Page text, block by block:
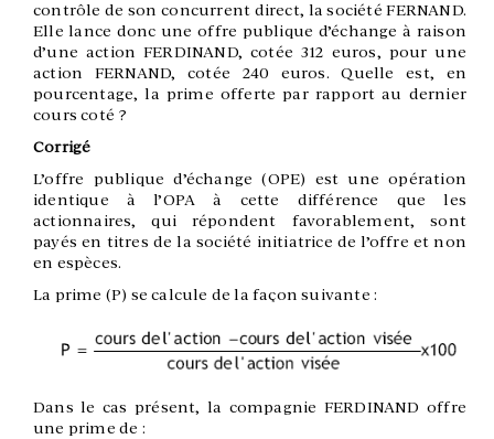
contrôle de son concurrent direct, la société FERNAND.
Elle lance donc une offre publique d’échange à raison
d’une action FERDINAND, cotée 312 euros, pour une
action FERNAND, cotée 240 euros. Quelle est, en
pourcentage, la prime offerte par rapport au dernier
cours coté ?
Corrigé
L’offre publique d’échange (OPE) est une opération
identique à l’OPA à cette différence que les
actionnaires, qui répondent favorablement, sont
payés en titres de la société initiatrice de l’offre et non
en espèces.
La prime (P) se calcule de la façon suivante :
Dans le cas présent, la compagnie FERDINAND offre
une prime de :